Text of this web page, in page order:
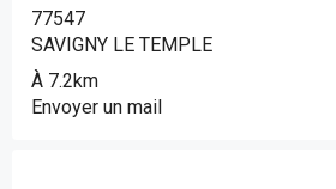
77547
SAVIGNY LE TEMPLE
À 7.2km
Envoyer un mail